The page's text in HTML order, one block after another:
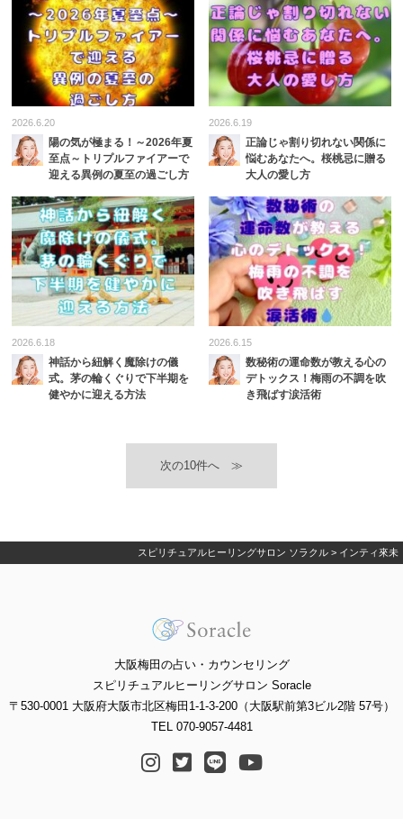
2026.6.20
陽の気が極まる！～2026年夏
至点～トリプルファイアーで
迎える異例の夏至の過ごし方
2026.6.19
正論じゃ割り切れない関係に
悩むあなたへ。桜桃忌に贈る
大人の愛し方
2026.6.18
神話から紐解く魔除けの儀
式。茅の輪くぐりで下半期を
健やかに迎える方法
2026.6.15
数秘術の運命数が教える心の
デトックス！梅雨の不調を吹
き飛ばす涙活術
≫
スピリチュアルヒーリングサロン ソラクル > インティ來未
大阪梅田の占い・カウンセリング
スピリチュアルヒーリングサロン Soracle
〒530-0001 大阪府大阪市北区梅田1-1-3-200（大阪駅前第3ビル2階 57号）
TEL 070-9057-4481